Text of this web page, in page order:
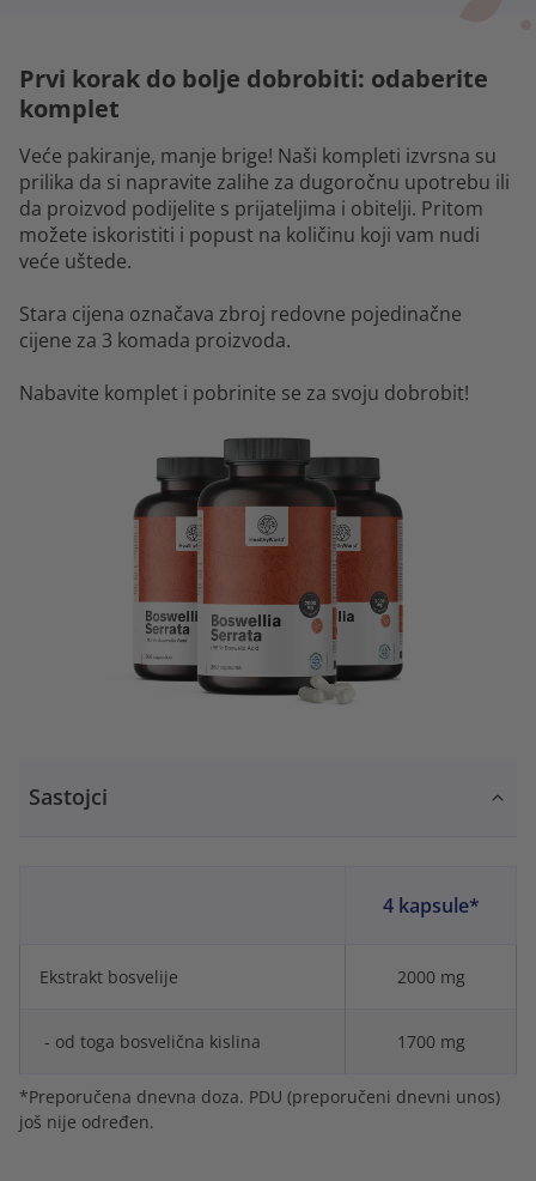
Prvi korak do bolje dobrobiti: odaberite
komplet
Veće pakiranje, manje brige! Naši kompleti izvrsna su
prilika da si napravite zalihe za dugoročnu upotrebu ili
da proizvod podijelite s prijateljima i obitelji. Pritom
možete iskoristiti i popust na količinu koji vam nudi
veće uštede.
Stara cijena označava zbroj redovne pojedinačne
cijene za 3 komada proizvoda.
Nabavite komplet i pobrinite se za svoju dobrobit!
Sastojci
4 kapsule*
Ekstrakt bosvelije 2000 mg
- od toga bosvelična kislina 1700 mg
*Preporučena dnevna doza. PDU (preporučeni dnevni unos)
još nije određen.